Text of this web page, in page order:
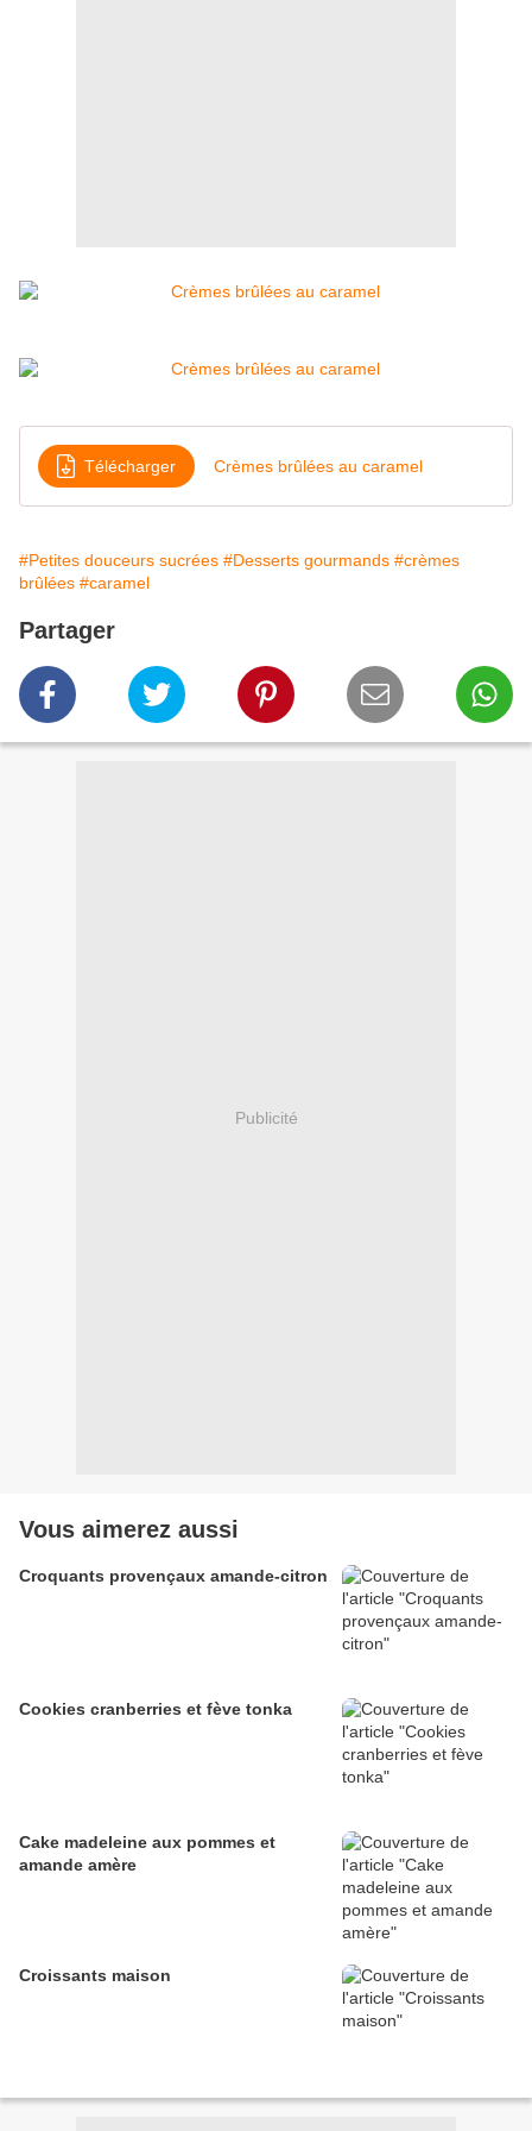
Télécharger Crèmes brûlées au caramel
#Petites douceurs sucrées #Desserts gourmands #crèmes
brûlées #caramel
Partager
Publicité
Vous aimerez aussi
Croquants provençaux amande-citron
Cookies cranberries et fève tonka
Cake madeleine aux pommes et
amande amère
Croissants maison